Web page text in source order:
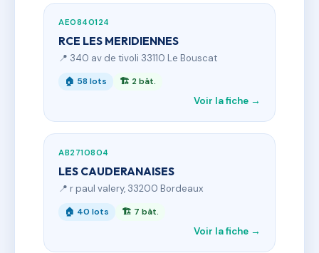
AE0840124
RCE LES MERIDIENNES
📍 340 av de tivoli 33110 Le Bouscat
🏠 58 lots 🏗 2 bât.
Voir la fiche →
AB2710804
LES CAUDERANAISES
📍 r paul valery, 33200 Bordeaux
🏠 40 lots 🏗 7 bât.
Voir la fiche →